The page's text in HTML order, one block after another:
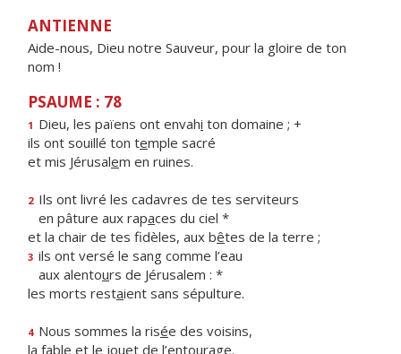
ANTIENNE
Aide-nous, Dieu notre Sauveur, pour la gloire de ton
nom !
PSAUME : 78
1 Dieu, les païens ont envahi ton domaine ; +
ils ont souillé ton temple sacré
et mis Jérusalem en ruines.
2 Ils ont livré les cadavres de tes serviteurs
en pâture aux rapaces du ciel *
et la chair de tes fidèles, aux bêtes de la terre ;
3 ils ont versé le sang comme l’eau
aux alentours de Jérusalem : *
les morts restaient sans sépulture.
4 Nous sommes la risée des voisins,
la fable et le jouet de l’entourage.